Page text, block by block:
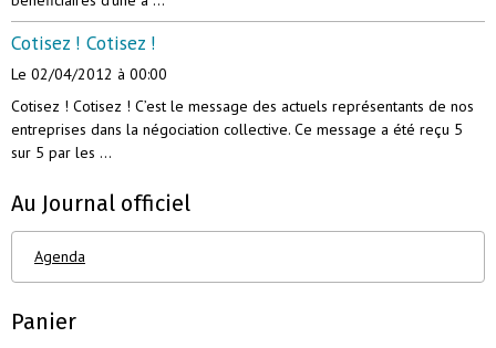
Cotisez ! Cotisez !
Le 02/04/2012 à 00:00
Cotisez ! Cotisez ! C’est le message des actuels représentants de nos
entreprises dans la négociation collective. Ce message a été reçu 5
sur 5 par les ...
Au Journal officiel
Agenda
Panier